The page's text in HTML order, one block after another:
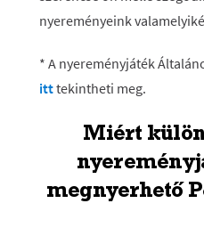
nyereményeink
* A nyereményjáték
itttekintheti meg.
Miért
megnyerhető